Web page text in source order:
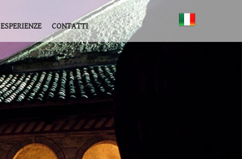
ESPERIENZE CONTATTI